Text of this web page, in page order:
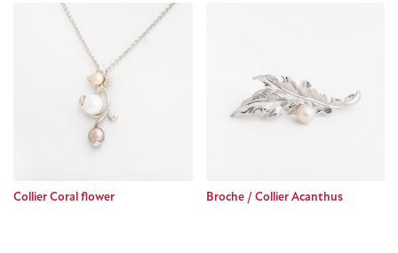
Collier Coral flower Broche / Collier Acanthus